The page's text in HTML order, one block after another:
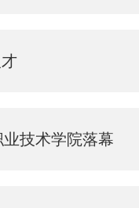
技术学院落幕